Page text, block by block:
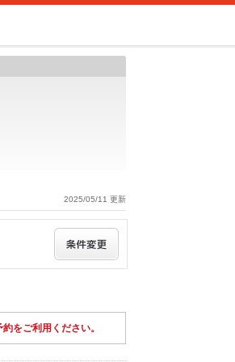
2025/05/11 更新
をご利用ください。